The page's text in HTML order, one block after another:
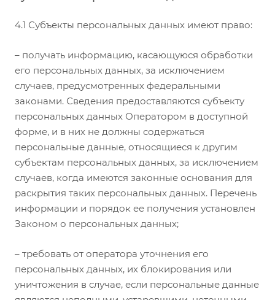
4.1 Субъекты персональных данных имеют право:
– получать информацию, касающуюся обработки
его персональных данных, за исключением
случаев, предусмотренных федеральными
законами. Сведения предоставляются субъекту
персональных данных Оператором в доступной
форме, и в них не должны содержаться
персональные данные, относящиеся к другим
субъектам персональных данных, за исключением
случаев, когда имеются законные основания для
раскрытия таких персональных данных. Перечень
информации и порядок ее получения установлен
Законом о персональных данных;
– требовать от оператора уточнения его
персональных данных, их блокирования или
уничтожения в случае, если персональные данные